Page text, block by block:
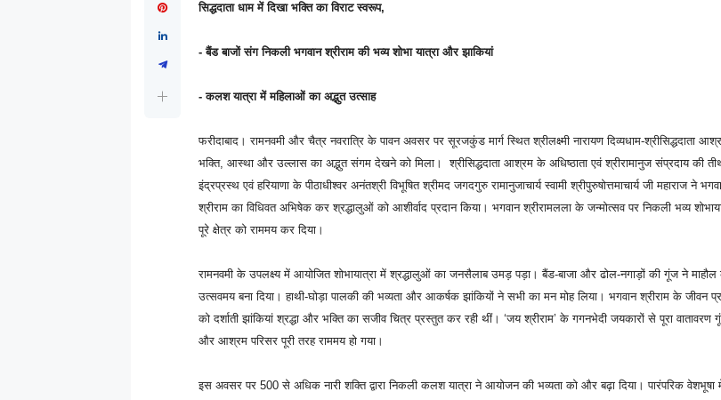
सिद्धदाता धाम में दिखा भक्ति का विराट स्वरूप,
- बैंड बाजों संग निकली भगवान श्रीराम की भव्य शोभा यात्रा और झाकियां
- कलश यात्रा में महिलाओं का अद्भुत उत्साह
फरीदाबाद।रामनवमी और चैत्र नवरात्रि के पावन अवसर पर सूरजकुंड मार्ग स्थित श्रीलक्ष्मी नारायण दिव्यधाम-श्रीसिद्धदाता
भक्ति, आस्था और उल्लास का अद्भुत संगम देखने को मिला। श्रीसिद्धदाता आश्रम के अधिष्ठाता एवं श्रीरामानुज संप्रदाय की
इंद्रप्रस्थ एवं हरियाणा के पीठाधीश्वर अनंतश्री विभूषित श्रीमद जगदगुरु रामानुजाचार्य स्वामी श्रीपुरुषोत्तमाचार्य जी महाराज ने
श्रीराम का विधिवत अभिषेक कर श्रद्धालुओं को आशीर्वाद प्रदान किया। भगवान श्रीरामलला के जन्मोत्सव पर निकली भव्य
पूरे क्षेत्र को राममय कर दिया।
रामनवमी के उपलक्ष्य में आयोजित शोभायात्रा में श्रद्धालुओं का जनसैलाब उमड़ पड़ा। बैंड-बाजा और ढोल-नगाड़ों की गूंज ने माहौल
उत्सवमय बना दिया। हाथी-घोड़ा पालकी की भव्यता और आकर्षक झांकियों ने सभी का मन मोह लिया। भगवान श्रीराम के जीवन
को दर्शाती झांकियां श्रद्धा और भक्ति का सजीव चित्र प्रस्तुत कर रही थीं। ‘जय श्रीराम’ के गगनभेदी जयकारों से पूरा वातावरण
और आश्रम परिसर पूरी तरह राममय हो गया।
इस अवसर पर 500 से अधिक नारी शक्ति द्वारा निकली कलश यात्रा ने आयोजन की भव्यता को और बढ़ा दिया। पारंपरिक वेशभूषा